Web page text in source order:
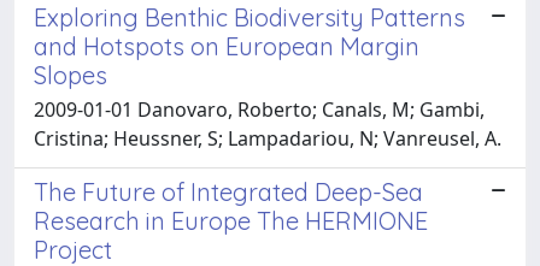
Exploring Benthic Biodiversity Patterns
and Hotspots on European Margin
Slopes
2009-01-01 Danovaro, Roberto; Canals, M; Gambi,
Cristina; Heussner, S; Lampadariou, N; Vanreusel, A.
The Future of Integrated Deep-Sea
Research in Europe The HERMIONE
Project